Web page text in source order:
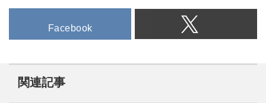
Facebook
関連記事